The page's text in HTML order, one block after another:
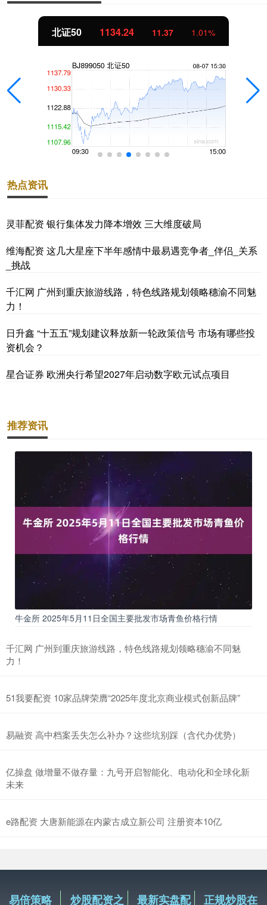
北证50 1134.24 11.37 1.01%
热点资讯
灵菲配资 银行集体发力降本增效 三大维度破局
维海配资 这几大星座下半年感情中最易遇竞争者_伴侣_关系
_挑战
千汇网 广州到重庆旅游线路，特色线路规划领略穗渝不同魅
力！
日升鑫 “十五五”规划建议释放新一轮政策信号 市场有哪些投
资机会？
星合证券 欧洲央行希望2027年启动数字欧元试点项目
推荐资讯
牛金所 2025年5月11日全国主要批发市场青鱼价格行情
千汇网 广州到重庆旅游线路，特色线路规划领略穗渝不同魅
力！
51我要配资 10家品牌荣膺“2025年度北京商业模式创新品牌”
易融资 高中档案丢失怎么补办？这些坑别踩（含代办优势）
亿操盘 做增量不做存量：九号开启智能化、电动化和全球化新
未来
e路配资 大唐新能源在内蒙古成立新公司 注册资本10亿
易倍策略 炒股配资之 最新实盘配 正规炒股在